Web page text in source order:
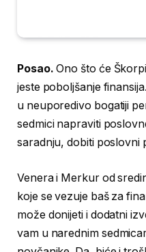
Posao. Ono što će
jeste poboljšanje
u neuporedivo bogatiji
sedmici napraviti
saradnju, dobiti poslovni
Venera i Merkur od
koje se vezuje baš za
može donijeti i dodatni
vam u narednim